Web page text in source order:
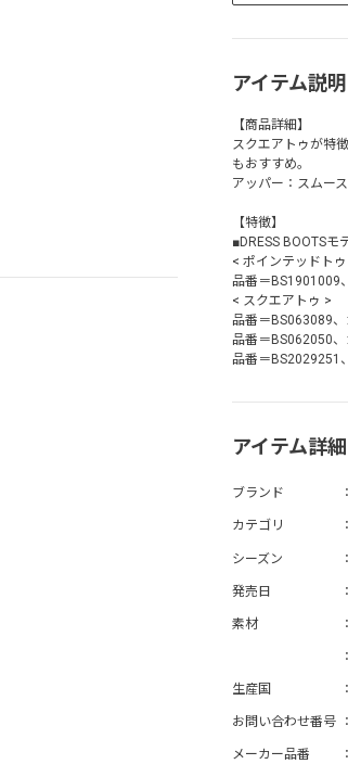
アイテム説明
【商品詳細】
スクエアトゥが特
もおすすめ。
アッパー：スムー
【特徴】
■DRESS BOOTSモ
< ポインテッドトゥ
品番＝BS1901009
< スクエアトゥ >
品番＝BS063089
品番＝BS062050
品番＝BS2029251
アイテム詳細
ブランド
カテゴリ
シーズン
発売日
素材
生産国
お問い合わせ番号
メーカー品番